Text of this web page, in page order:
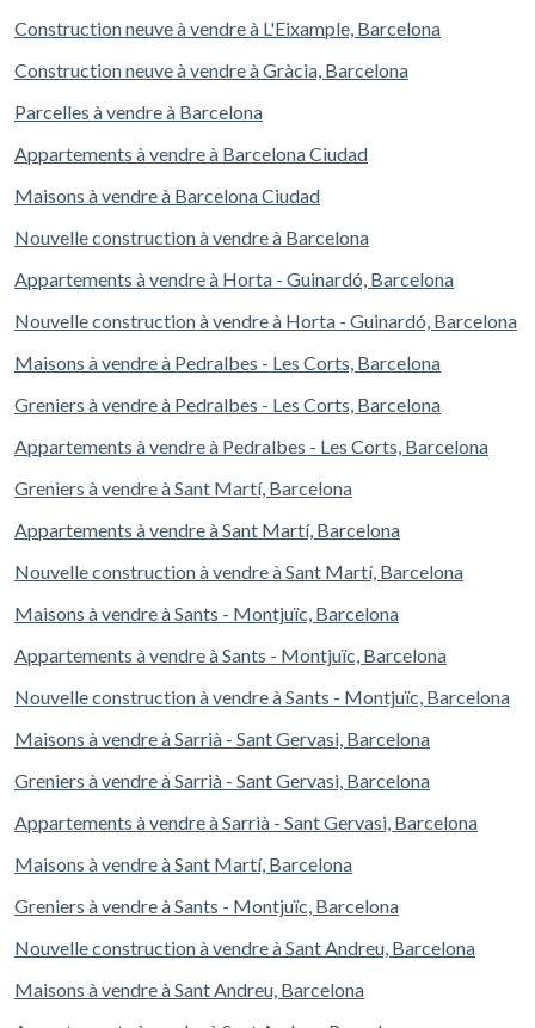
Construction neuve à vendre à L'Eixample, Barcelona
Construction neuve à vendre à Gràcia, Barcelona
Parcelles à vendre à Barcelona
Appartements à vendre à Barcelona Ciudad
Maisons à vendre à Barcelona Ciudad
Nouvelle construction à vendre à Barcelona
Appartements à vendre à Horta - Guinardó, Barcelona
Nouvelle construction à vendre à Horta - Guinardó, Barcelona
Maisons à vendre à Pedralbes - Les Corts, Barcelona
Greniers à vendre à Pedralbes - Les Corts, Barcelona
Appartements à vendre à Pedralbes - Les Corts, Barcelona
Greniers à vendre à Sant Martí, Barcelona
Appartements à vendre à Sant Martí, Barcelona
Nouvelle construction à vendre à Sant Martí, Barcelona
Maisons à vendre à Sants - Montjuïc, Barcelona
Appartements à vendre à Sants - Montjuïc, Barcelona
Nouvelle construction à vendre à Sants - Montjuïc, Barcelona
Maisons à vendre à Sarrià - Sant Gervasi, Barcelona
Greniers à vendre à Sarrià - Sant Gervasi, Barcelona
Appartements à vendre à Sarrià - Sant Gervasi, Barcelona
Maisons à vendre à Sant Martí, Barcelona
Greniers à vendre à Sants - Montjuïc, Barcelona
Nouvelle construction à vendre à Sant Andreu, Barcelona
Maisons à vendre à Sant Andreu, Barcelona